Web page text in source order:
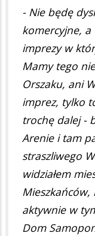
- Nie będę
komercyjne,
imprezy w
Mamy tego
Orszaku, ani
imprez, tylko
trochę dalej -
Arenie i tam
straszliwego
widziałem
aktywnie w
Dom